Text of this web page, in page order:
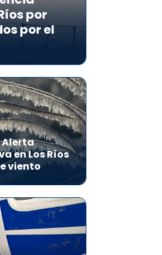
por
por el
Alerta
en Los Ríos
viento